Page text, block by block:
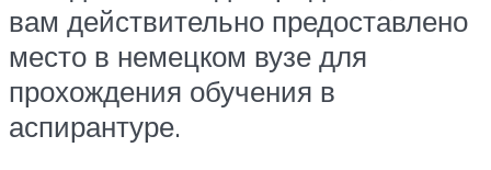
вам действительно предоставлено
место в немецком вузе для
прохождения обучения в
аспирантуре.